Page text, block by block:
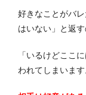
好きなことがバ
はいない」と返す
「いるけどここ
われてしまいます